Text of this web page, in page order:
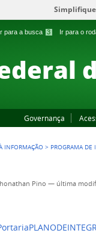
para a busca 3 Ir para o
Governança
INFORMAÇÃO > PROGRAMA DE
Pino — última